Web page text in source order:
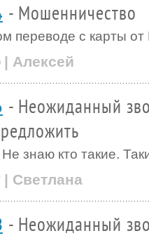
- Мошенничество
переводе с карты
| Алексей
- Неожиданный
знаю кто такие.
| Светлана
- Неожиданный